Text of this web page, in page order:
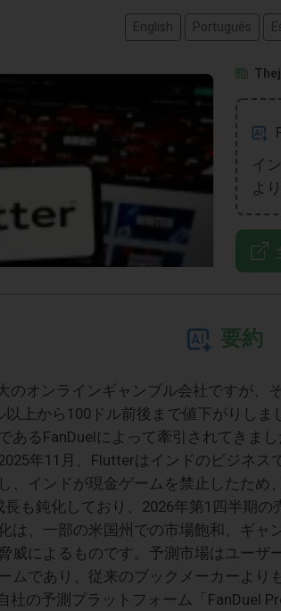
English Português
イ
よ
要約
のオンラインギャンブル会社ですが、
以上から100ドル前後まで値下がりし
あるFanDuelによって牽引されてきま
年11月、Flutterはインドのビジネス
、インドが現金ゲームを禁止したため
長も鈍化しており、2026年第1四半期
は、一部の米国州での市場飽和、ギャ
威によるものです。予測市場はユーザ
ムであり、従来のブックメーカーより
社の予測プラットフォーム「FanDuel